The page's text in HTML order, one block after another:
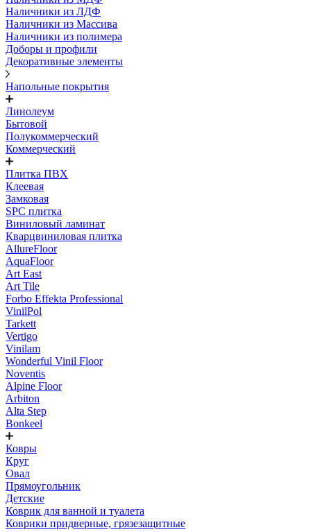
Наличники из ЛДФ
Наличники из Массива
Наличники из полимера
Доборы и профили
Декоративные элементы
Напольные покрытия
Линолеум
Бытовой
Полукоммерческий
Коммерческий
Плитка ПВХ
Клеевая
Замковая
SPC плитка
Виниловый ламинат
Кварцвиниловая плитка
AllureFloor
AquaFloor
Art East
Art Tile
Forbo Effekta Professional
VinilPol
Tarkett
Vertigo
Vinilam
Wonderful Vinil Floor
Noventis
Alpine Floor
Arbiton
Alta Step
Bonkeel
Ковры
Круг
Овал
Прямоугольник
Детские
Коврик для ванной и туалета
Коврики придверные, грязезащитные